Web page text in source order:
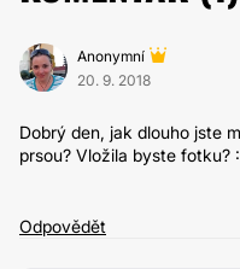
Anonymní
20. 9. 2018
Dobrý den, jak dlouho jste
prsou? Vložila byste fotku?
Odpovědět